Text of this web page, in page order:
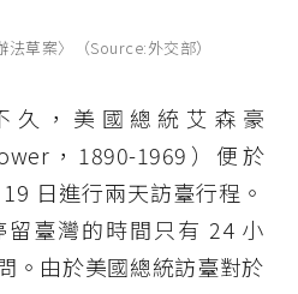
草案〉（Source:外交部）
久，美國總統艾森豪
，1890-1969）便於
日進行兩天訪臺行程。
臺灣的時間只有 24 小
。由於美國總統訪臺對於